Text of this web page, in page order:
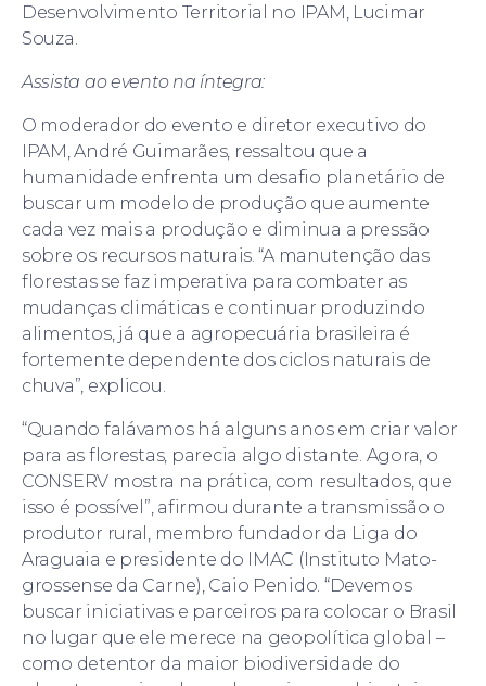
Desenvolvimento Territorial no IPAM, Lucimar
Souza.
Assista ao evento na íntegra:
O moderador do evento e diretor executivo do
IPAM, André Guimarães, ressaltou que a
humanidade enfrenta um desafio planetário de
buscar um modelo de produção que aumente
cada vez mais a produção e diminua a pressão
sobre os recursos naturais. “A manutenção das
florestas se faz imperativa para combater as
mudanças climáticas e continuar produzindo
alimentos, já que a agropecuária brasileira é
fortemente dependente dos ciclos naturais de
chuva”, explicou.
“Quando falávamos há alguns anos em criar valor
para as florestas, parecia algo distante. Agora, o
CONSERV mostra na prática, com resultados, que
isso é possível”, afirmou durante a transmissão o
produtor rural, membro fundador da Liga do
Araguaia e presidente do IMAC (Instituto Mato-
grossense da Carne), Caio Penido. “Devemos
buscar iniciativas e parceiros para colocar o Brasil
no lugar que ele merece na geopolítica global –
como detentor da maior biodiversidade do